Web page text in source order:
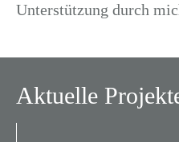
Unterstützung durch
Aktuelle